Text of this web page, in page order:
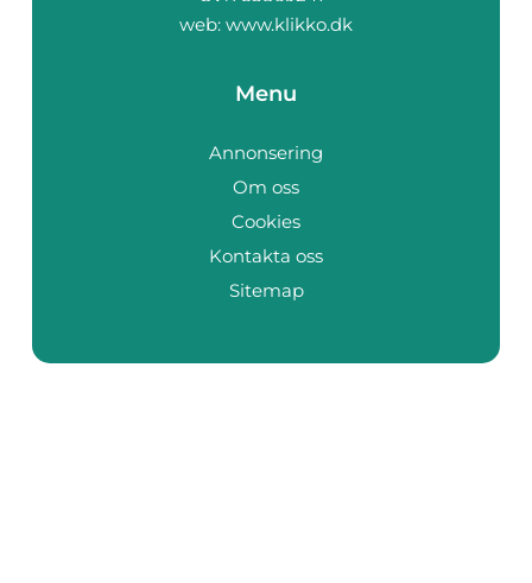
web: www.klikko.dk
Menu
Annonsering
Om oss
Cookies
Kontakta oss
Sitemap